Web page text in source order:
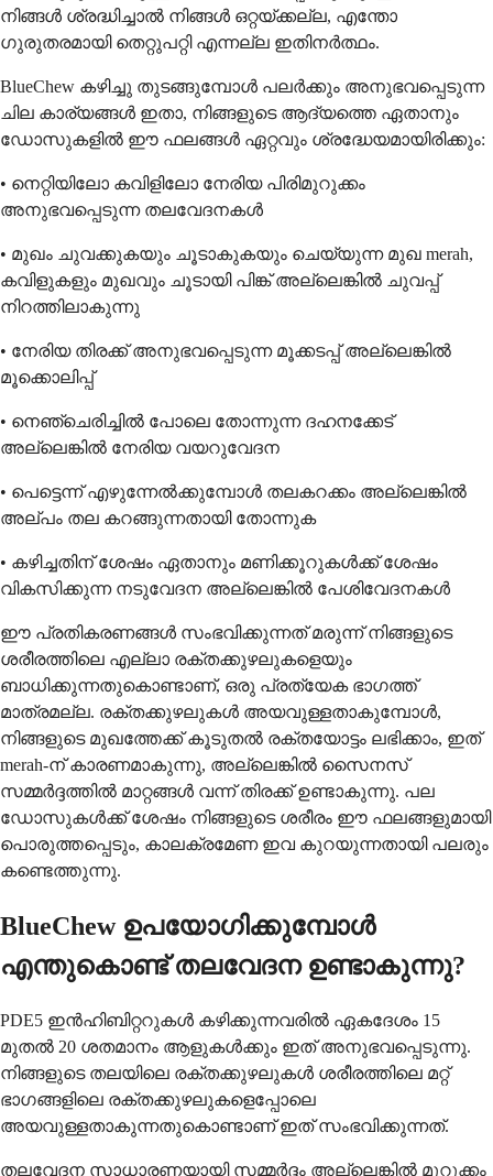
നിങ്ങൾ ശ്രദ്ധിച്ചാൽ നിങ്ങൾ ഒറ്റയ്ക്കല്ല, എന്തോ
ഗുരുതരമായി തെറ്റുപറ്റി എന്നല്ല ഇതിനർത്ഥം.
BlueChew കഴിച്ചു തുടങ്ങുമ്പോൾ പലർക്കും അനുഭവപ്പെടുന്ന
ചില കാര്യങ്ങൾ ഇതാ, നിങ്ങളുടെ ആദ്യത്തെ ഏതാനും
ഡോസുകളിൽ ഈ ഫലങ്ങൾ ഏറ്റവും ശ്രദ്ധേയമായിരിക്കും:
• നെറ്റിയിലോ കവിളിലോ നേരിയ പിരിമുറുക്കം
അനുഭവപ്പെടുന്ന തലവേദനകൾ
• മുഖം ചുവക്കുകയും ചൂടാകുകയും ചെയ്യുന്ന മുഖ merah,
കവിളുകളും മുഖവും ചൂടായി പിങ്ക് അല്ലെങ്കിൽ ചുവപ്പ്
നിറത്തിലാകുന്നു
• നേരിയ തിരക്ക് അനുഭവപ്പെടുന്ന മൂക്കടപ്പ് അല്ലെങ്കിൽ
മൂക്കൊലിപ്പ്
• നെഞ്ചെരിച്ചിൽ പോലെ തോന്നുന്ന ദഹനക്കേട്
അല്ലെങ്കിൽ നേരിയ വയറുവേദന
• പെട്ടെന്ന് എഴുന്നേൽക്കുമ്പോൾ തലകറക്കം അല്ലെങ്കിൽ
അല്പം തല കറങ്ങുന്നതായി തോന്നുക
• കഴിച്ചതിന് ശേഷം ഏതാനും മണിക്കൂറുകൾക്ക് ശേഷം
വികസിക്കുന്ന നടുവേദന അല്ലെങ്കിൽ പേശിവേദനകൾ
ഈ പ്രതികരണങ്ങൾ സംഭവിക്കുന്നത് മരുന്ന് നിങ്ങളുടെ
ശരീരത്തിലെ എല്ലാ രക്തക്കുഴലുകളെയും
ബാധിക്കുന്നതുകൊണ്ടാണ്, ഒരു പ്രത്യേക ഭാഗത്ത്
മാത്രമല്ല. രക്തക്കുഴലുകൾ അയവുള്ളതാകുമ്പോൾ,
നിങ്ങളുടെ മുഖത്തേക്ക് കൂടുതൽ രക്തയോട്ടം ലഭിക്കാം, ഇത്
merah-ന് കാരണമാകുന്നു, അല്ലെങ്കിൽ സൈനസ്
സമ്മർദ്ദത്തിൽ മാറ്റങ്ങൾ വന്ന് തിരക്ക് ഉണ്ടാകുന്നു. പല
ഡോസുകൾക്ക് ശേഷം നിങ്ങളുടെ ശരീരം ഈ ഫലങ്ങളുമായി
പൊരുത്തപ്പെടും, കാലക്രമേണ ഇവ കുറയുന്നതായി പലരും
കണ്ടെത്തുന്നു.
BlueChew ഉപയോഗിക്കുമ്പോൾ
എന്തുകൊണ്ട് തലവേദന ഉണ്ടാകുന്നു?
PDE5 ഇൻഹിബിറ്ററുകൾ കഴിക്കുന്നവരിൽ ഏകദേശം 15
മുതൽ 20 ശതമാനം ആളുകൾക്കും ഇത് അനുഭവപ്പെടുന്നു.
നിങ്ങളുടെ തലയിലെ രക്തക്കുഴലുകൾ ശരീരത്തിലെ മറ്റ്
ഭാഗങ്ങളിലെ രക്തക്കുഴലുകളെപ്പോലെ
അയവുള്ളതാകുന്നതുകൊണ്ടാണ് ഇത് സംഭവിക്കുന്നത്.
തലവേദന സാധാരണയായി സമ്മർദ്ദം അല്ലെങ്കിൽ മുറുക്കം